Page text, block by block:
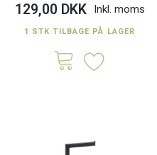
129,00 DKK Inkl. moms
1 STK TILBAGE PÅ LAGER